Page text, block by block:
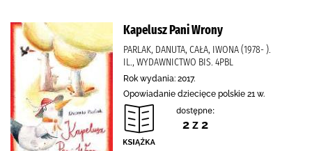
Kapelusz Pani Wrony
PARLAK, DANUTA, CAŁA, IWONA (1978- ).
IL., WYDAWNICTWO BIS. 4PBL
Rok wydania: 2017.
Opowiadanie dziecięce polskie 21 w.
dostępne:
2 z 2